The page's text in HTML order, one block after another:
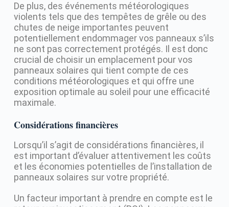
De plus, des événements météorologiques
violents tels que des tempêtes de grêle ou des
chutes de neige importantes peuvent
potentiellement endommager vos panneaux s’ils
ne sont pas correctement protégés. Il est donc
crucial de choisir un emplacement pour vos
panneaux solaires qui tient compte de ces
conditions météorologiques et qui offre une
exposition optimale au soleil pour une efficacité
maximale.
Considérations financières
Lorsqu’il s’agit de considérations financières, il
est important d’évaluer attentivement les coûts
et les économies potentielles de l’installation de
panneaux solaires sur votre propriété.
Un facteur important à prendre en compte est le